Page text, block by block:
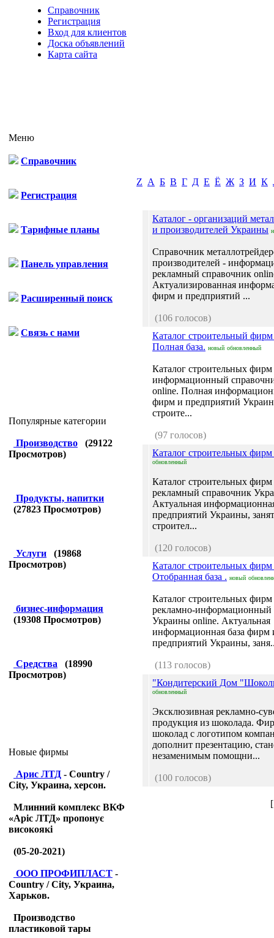
Справочник
Регистрация
Вход для клиентов
Доска объявлений
Карта сайта
Меню
Справочник
Регистрация
Тарифные планы
Панель управления
Расширенный поиск
Связь с нами
Популярные категории
Производство (29122
Просмотров)
Продукты, напитки
(27823 Просмотров)
Услуги (19868
Просмотров)
бизнес-информация
(19308 Просмотров)
Средства (18990
Просмотров)
Новые фирмы
Арис ЛТД - Country /
City, Украина, херсон.
Млинний комплекс ВКФ
«Аріс ЛТД» пропонує
високоякі
(05-20-2021)
ООО ПРОФИПЛАСТ -
Country / City, Украина,
Харьков.
Производство
пластиковой тары
Z А Б В Г Д Е Ё Ж З И К
Каталог - организаций
и производителей Украины
Справочник
производителей -
рекламный справочник
Актуализированная
фирм и предприятий ...
(106 голосов)
Каталог строительный
Полная база. новый обновленный
Каталог строительных
информационный
online. Полная
фирм и предприятий
строите...
(97 голосов)
Каталог строительных
обновленный
Каталог строительных
рекламный справочник
Актуальная
предприятий Украины,
строител...
(120 голосов)
Каталог строительных
Отобранная база . новый
Каталог строительных
рекламно-информационный
Украины online. Актуальная
информационная база фирм
предприятий Украины,
(113 голосов)
"Кондитерский Дом
обновленный
Эксклюзивная рекламно-
продукция из шоколада.
шоколад с логотипом
дополнит презентацию,
незаменимым помощни...
(100 голосов)